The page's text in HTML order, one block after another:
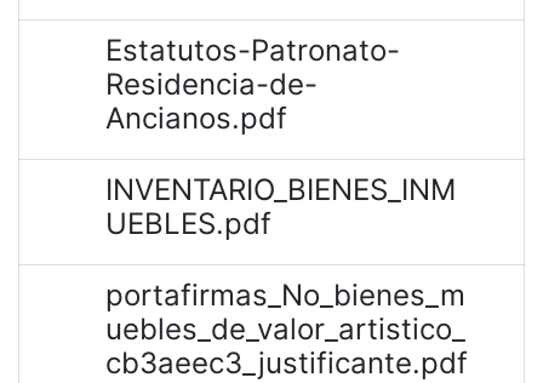
Estatutos-Patronato-
Residencia-de-
Ancianos.pdf
INVENTARIO_BIENES_INM
UEBLES.pdf
portafirmas_No_bienes_m
uebles_de_valor_artistico_
cb3aeec3_justificante.pdf